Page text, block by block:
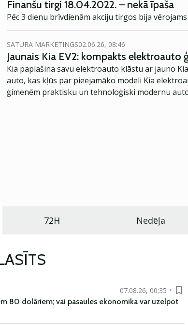
Finanšu tirgi 18.04.2022. – nekā īpaša
Pēc 3 dienu brīvdienām akciju tirgos bija
SATURA MĀRKETINGS02.06.26, 08:46
Jaunais Kia EV2: kompakts elektroauto
Kia paplašina savu elektroauto klāstu ar jauno
auto, kas kļūs par pieejamāko modeli Kia
ģimenēm praktisku un tehnoloģiski modernu
72H Nedēļa
07.08.26, 00:35
80 dolāriem; vai pasaules ekonomika var uzelpot